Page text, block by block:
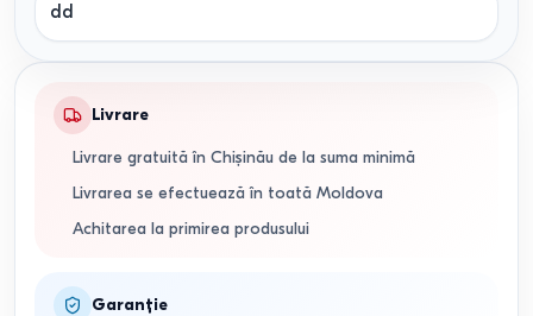
dd
Livrare
Livrare gratuită în Chișinău de la suma minimă
Livrarea se efectuează în toată Moldova
Achitarea la primirea produsului
Garanție